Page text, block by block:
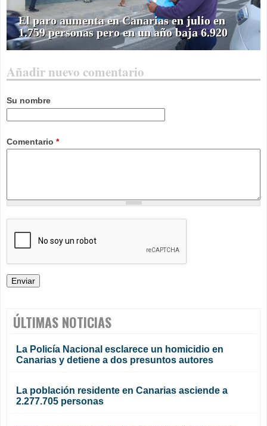
El paro aumenta en Canarias en julio en
1.759 personas pero en un año baja 6.920
Añadir nuevo comentario
Su nombre
Comentario *
ÚLTIMAS NOTICIAS
La Policía Nacional esclarece un homicidio en
Canarias y detiene a dos presuntos autores
La población residente en Canarias asciende a
2.277.705 personas